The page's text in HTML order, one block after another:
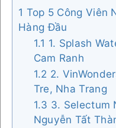
1 Top 5 Công Viên
Hàng Đầu
1.1 1. Splash
Cam Ranh
1.2 2.
Tre, Nha Trang
1.3 3. Selectum
Nguyễn Tất